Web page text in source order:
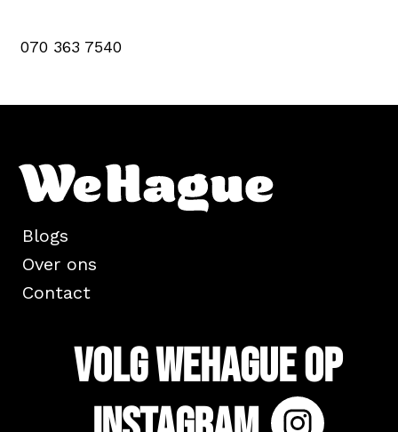
070 363 7540
Blogs
Over ons
Contact
Volg WeHague op